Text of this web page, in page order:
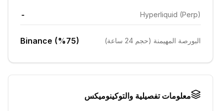
Hyperliquid (Perp)
-
البورصة المهيمنة (حجم 24 ساعة) Binance (%75)
معلومات تفصيلية والتوكينوميكس